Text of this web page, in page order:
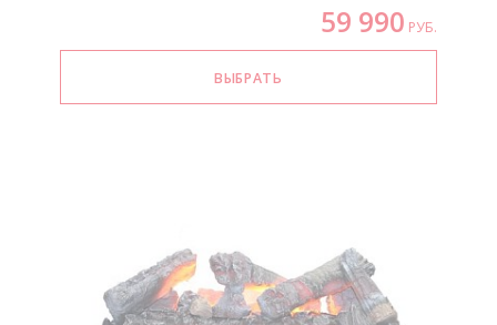
59 990 РУБ.